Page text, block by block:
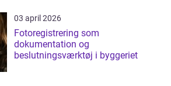
03 april 2026
Fotoregistrering som
dokumentation og
beslutningsværktøj i byggeriet